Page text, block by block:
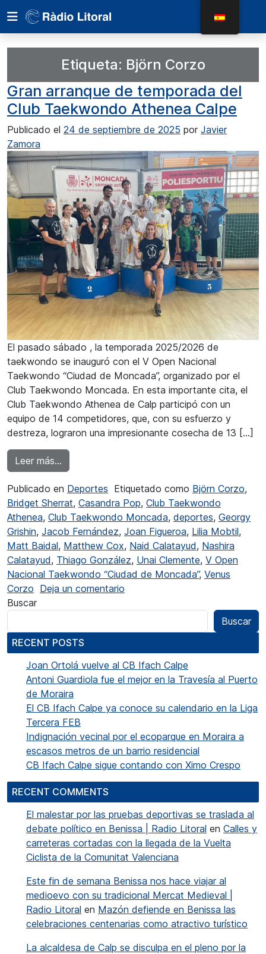
Etiqueta: Björn Corzo
Gran arranque de temporada del
Club Taekwondo Athenea Calpe
Publicado el 24 de septiembre de 2025 por Javier
Zamora
El pasado sábado , la temporada 2025/2026 de
taekwondo se inauguró con el V Open Nacional
Taekwondo “Ciudad de Moncada”, organizado por el
Club Taekwondo Moncada. En esta importante cita, el
Club Taekwondo Athenea de Calp participó con un
equipo de 14 competidores, que, con su esfuerzo y
destreza, lograron una impresionante cosecha de 13 […]
Leer más…
Publicado en Deportes Etiquetado como Björn Corzo,
Bridget Sherrat, Casandra Pop, Club Taekwondo
Athenea, Club Taekwondo Moncada, deportes, Georgy
Grishin, Jacob Fernández, Joan Figueroa, Lilia Mobtil,
Matt Baidal, Matthew Cox, Naid Calatayud, Nashira
Calatayud, Thiago González, Unai Clemente, V Open
Nacional Taekwondo “Ciudad de Moncada”, Venus
Corzo Deja un comentario
Buscar
Buscar
RECENT POSTS
Joan Ortolá vuelve al CB Ifach Calpe
Antoni Guardiola fue el mejor en la Travesía al Puerto
de Moraira
El CB Ifach Calpe ya conoce su calendario en la Liga
Tercera FEB
Indignación vecinal por el ecoparque en Moraira a
escasos metros de un barrio residencial
CB Ifach Calpe sigue contando con Ximo Crespo
RECENT COMMENTS
El malestar por las pruebas deportivas se traslada al
debate político en Benissa | Radio Litoral en Calles y
carreteras cortadas con la llegada de la Vuelta
Ciclista de la Comunitat Valenciana
Este fin de semana Benissa nos hace viajar al
medioevo con su tradicional Mercat Medieval |
Radio Litoral en Mazón defiende en Benissa las
celebraciones centenarias como atractivo turístico
La alcaldesa de Calp se disculpa en el pleno por la